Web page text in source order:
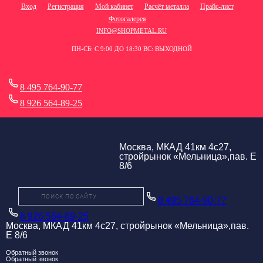
Вход Регистрация Мой кабинет Расчёт металла
Прайс-лист
Фотогалерея
INFO@SHOPMETAL.RU
ПН-СБ: С 9:00 ДО 18:30 ВС: ВЫХОДНОЙ
8 495 764-90-77
8 926 564-89-25
Москва, МКАД 41км 4с27,
стройрынок «Мельница»,пав. Е
8/6
8 495 764-90-77
8 926 564-89-25
Москва, МКАД 41км 4с27, стройрынок «Мельница»,пав.
Е 8/6
Обратный звонок
Обратный звонок